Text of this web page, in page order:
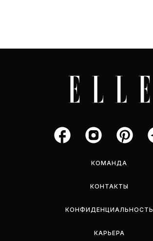
КОМАНДА
КОНТАКТЫ
КОНФИДЕНЦИАЛЬНОСТЬ
КАРЬЕРА